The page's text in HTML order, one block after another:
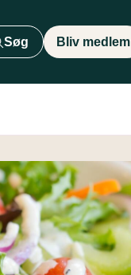
Søg Bliv medlem